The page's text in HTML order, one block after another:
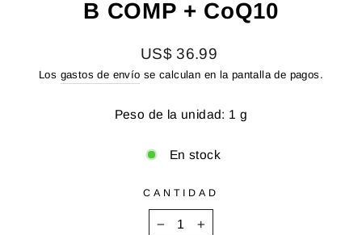
B COMP + CoQ10
Precio
habitual
US$ 36.99
Los gastos de envío se calculan en la pantalla de pagos.
Peso de la unidad: 1 g
En stock
CANTIDAD